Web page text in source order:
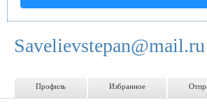
Savelievstepan@mail.ru
Профиль Избранное